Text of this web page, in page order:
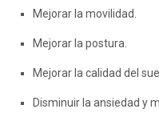
Mejorar la movilidad.
Mejorar la postura.
Mejorar la calidad del
Disminuir la ansiedad y